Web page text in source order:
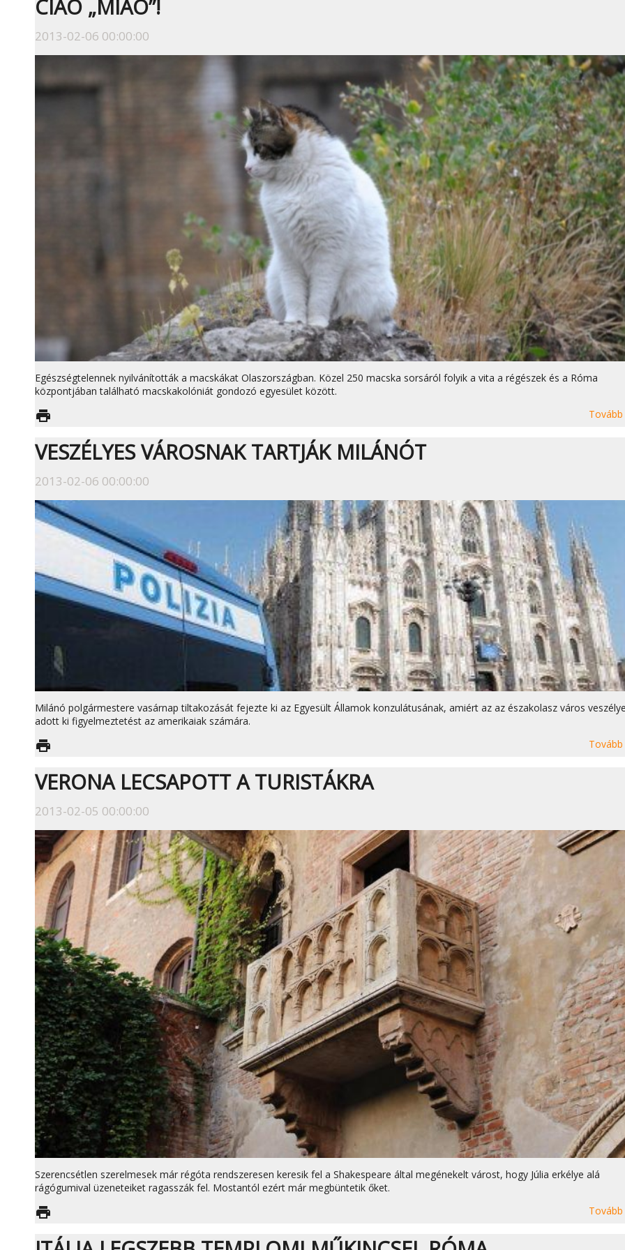
CIAO „MIAO”!
2013-02-06 00:00:00
Egészségtelennek nyilvánították a macskákat Olaszországban. Közel 250 macska sorsáról folyik a vita a régészek és a Róma
központjában található macskakolóniát gondozó egyesület között.
Tovább
print
VESZÉLYES VÁROSNAK TARTJÁK MILÁNÓT
2013-02-06 00:00:00
Milánó polgármestere vasárnap tiltakozását fejezte ki az Egyesült Államok konzulátusának, amiért az az északolasz város
adott ki figyelmeztetést az amerikaiak számára.
Tovább
print
VERONA LECSAPOTT A TURISTÁKRA
2013-02-05 00:00:00
Szerencsétlen szerelmesek már régóta rendszeresen keresik fel a Shakespeare által megénekelt várost, hogy Júlia erkélye alá
rágógumival üzeneteiket ragasszák fel. Mostantól ezért már megbüntetik őket.
Tovább
print